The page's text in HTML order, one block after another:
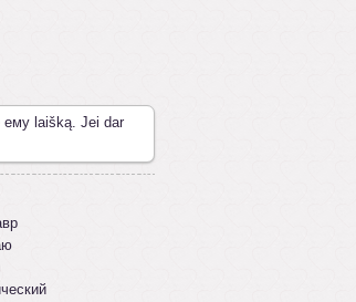
ему laišką. Jei dar